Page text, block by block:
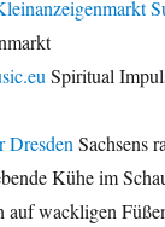
Spiritual
DresdenSachsens
Kühe im
auf wackligen